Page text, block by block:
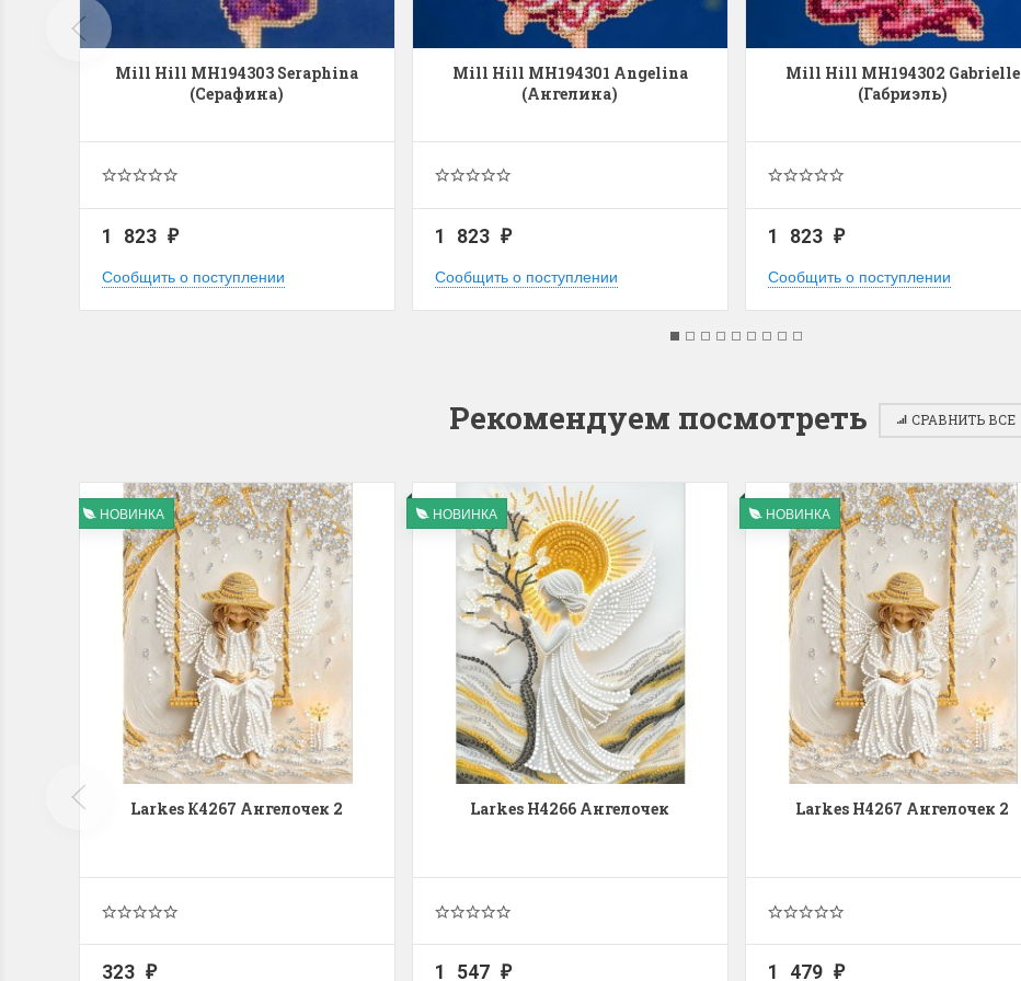
Mill Hill MH194303 Seraphina
(Серафина)
1 823 ₽
Сообщить о поступлении
Mill Hill MH194301 Angelina
(Ангелина)
1 823 ₽
Сообщить о поступлении
Mill Hill MH194302 Gabrielle
(Габриэль)
1 823 ₽
Сообщить о поступлении
Рекомендуем посмотреть СРАВНИТЬ ВСЕ
НОВИНКА
Larkes К4267 Ангелочек 2
323 ₽
НОВИНКА
Larkes Н4266 Ангелочек
1 547 ₽
НОВИНКА
Larkes Н4267 Ангелочек 2
1 479 ₽